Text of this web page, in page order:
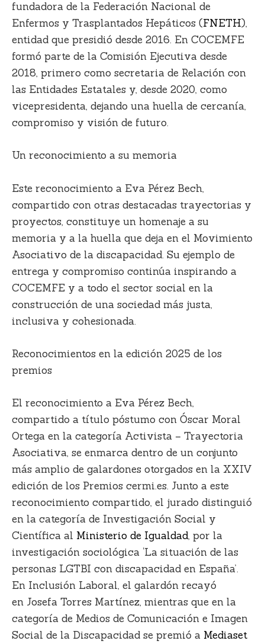
fundadora de la Federación Nacional de
Enfermos y Trasplantados Hepáticos (FNETH),
entidad que presidió desde 2016. En COCEMFE
formó parte de la Comisión Ejecutiva desde
2018, primero como secretaria de Relación con
las Entidades Estatales y, desde 2020, como
vicepresidenta, dejando una huella de cercanía,
compromiso y visión de futuro.
Un reconocimiento a su memoria
Este reconocimiento a Eva Pérez Bech,
compartido con otras destacadas trayectorias y
proyectos, constituye un homenaje a su
memoria y a la huella que deja en el Movimiento
Asociativo de la discapacidad. Su ejemplo de
entrega y compromiso continúa inspirando a
COCEMFE y a todo el sector social en la
construcción de una sociedad más justa,
inclusiva y cohesionada.
Reconocimientos en la edición 2025 de los
premios
El reconocimiento a Eva Pérez Bech,
compartido a título póstumo con Óscar Moral
Ortega en la categoría Activista – Trayectoria
Asociativa, se enmarca dentro de un conjunto
más amplio de galardones otorgados en la XXIV
edición de los Premios cermi.es. Junto a este
reconocimiento compartido, el jurado distinguió
en la categoría de Investigación Social y
Científica al Ministerio de Igualdad, por la
investigación sociológica ‘La situación de las
personas LGTBI con discapacidad en España’.
En Inclusión Laboral, el galardón recayó
en Josefa Torres Martínez, mientras que en la
categoría de Medios de Comunicación e Imagen
Social de la Discapacidad se premió a Mediaset